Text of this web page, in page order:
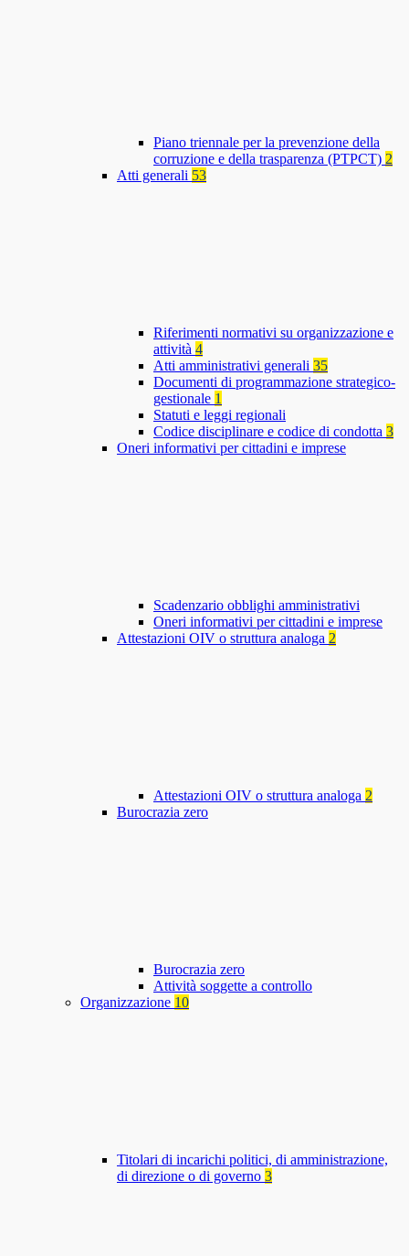
Piano triennale per la prevenzione della
corruzione e della trasparenza (PTPCT) 2
Atti generali 53
Riferimenti normativi su organizzazione e
attività 4
Atti amministrativi generali 35
Documenti di programmazione strategico-
gestionale 1
Statuti e leggi regionali
Codice disciplinare e codice di condotta 3
Oneri informativi per cittadini e imprese
Scadenzario obblighi amministrativi
Oneri informativi per cittadini e imprese
Attestazioni OIV o struttura analoga 2
Attestazioni OIV o struttura analoga 2
Burocrazia zero
Burocrazia zero
Attività soggette a controllo
Organizzazione 10
Titolari di incarichi politici, di amministrazione,
di direzione o di governo 3